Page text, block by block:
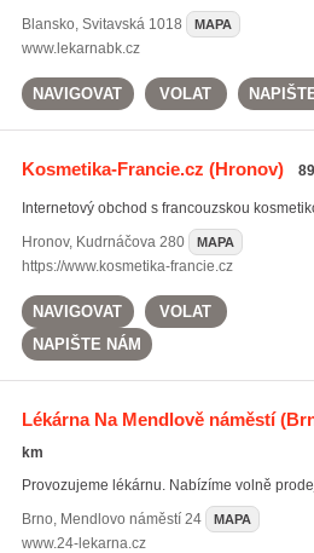
Blansko, Svitavská 1018 MAPA
www.lekarnabk.cz
NAVIGOVAT VOLAT
Kosmetika-Francie.cz (Hronov)
Internetový obchod s francouzskou
Hronov, Kudrnáčova 280 MAPA
https://www.kosmetika-francie.cz
NAVIGOVAT
VOLAT
NAPIŠTE NÁM
Lékárna Na Mendlově náměstí
km
Provozujeme lékárnu. Nabízíme volně
Brno, Mendlovo náměstí 24 MAPA
www.24-lekarna.cz